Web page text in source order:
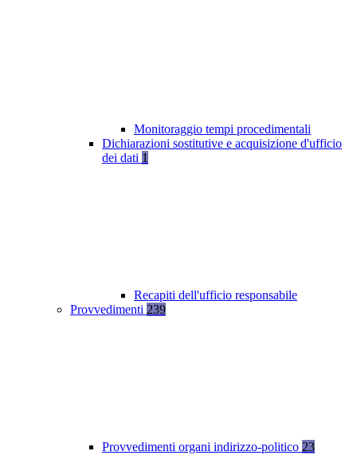
Monitoraggio tempi procedimentali
Dichiarazioni sostitutive e acquisizione d'ufficio
dei dati 1
Recapiti dell'ufficio responsabile
Provvedimenti 239
Provvedimenti organi indirizzo-politico 23